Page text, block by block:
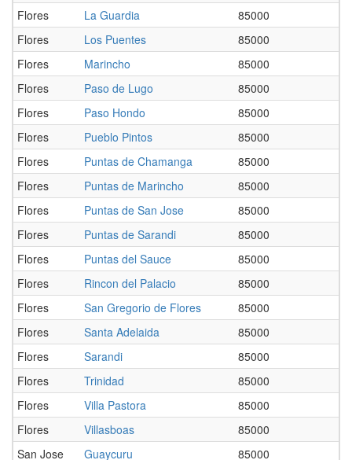
Flores
La Guardia
85000
Flores
Los Puentes
85000
Flores
Marincho
85000
Flores
Paso de Lugo
85000
Flores
Paso Hondo
85000
Flores
Pueblo Pintos
85000
Flores
Puntas de Chamanga
85000
Flores
Puntas de Marincho
85000
Flores
Puntas de San Jose
85000
Flores
Puntas de Sarandi
85000
Flores
Puntas del Sauce
85000
Flores
Rincon del Palacio
85000
Flores
San Gregorio de Flores
85000
Flores
Santa Adelaida
85000
Flores
Sarandi
85000
Flores
Trinidad
85000
Flores
Villa Pastora
85000
Flores
Villasboas
85000
San Jose
Guaycuru 85000